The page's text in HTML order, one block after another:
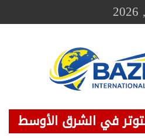
في الشرق الأوسط